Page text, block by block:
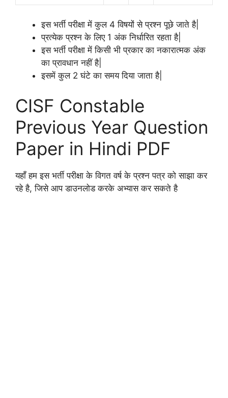
इस भर्ती परीक्षा में कुल 4 विषयों से प्रश्न पूछे जाते है|
प्रत्येक प्रश्न के लिए 1 अंक निर्धारित रहता है|
इस भर्ती परीक्षा में किसी भी प्रकार का नकारात्मक अंक
का प्रावधान नहीं है|
इसमें कुल 2 घंटे का समय दिया जाता है|
CISF Constable
Previous Year Question
Paper in Hindi PDF
यहाँ हम इस भर्ती परीक्षा के विगत वर्ष के प्रश्न पत्र को साझा कर
रहे है, जिसे आप डाउनलोड करके अभ्यास कर सकते है